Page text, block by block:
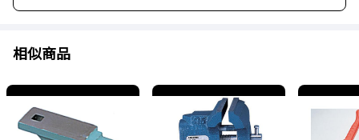
相似商品